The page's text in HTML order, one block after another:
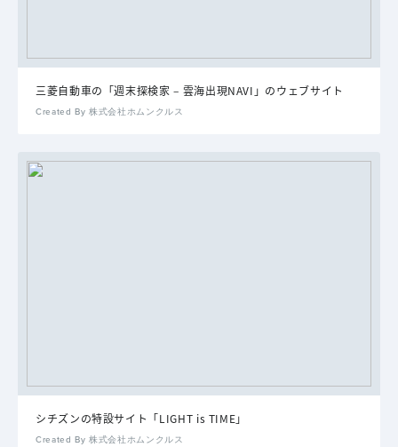
三菱自動車の「週末探検家 – 雲海出現NAVI」のウェブサイト
Created By 株式会社ホムンクルス
シチズンの特設サイト「LIGHT is TIME」
Created By 株式会社ホムンクルス